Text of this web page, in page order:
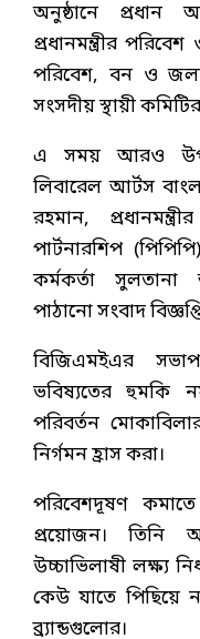
অনুষ্ঠানে প্রধান
প্রধানমন্ত্রীর
পরিবেশ, বন ও
সংসদীয় স্থায়ী
এ সময় আরও
লিবারেল আর্টস
রহমান,
পার্টনারশিপ
কর্মকর্তা
পাঠানো সংবাদ
বিজিএমইএর
ভবিষ্যতের হুমকি
পরিবর্তন
নির্গমন হ্রাস করা।
পরিবেশদূষণ
প্রয়োজন। তিনি
উচ্চাভিলাষী লক্ষ্য
কেউ যাতে পিছিয়ে
ব্র্যান্ডগুলোর।